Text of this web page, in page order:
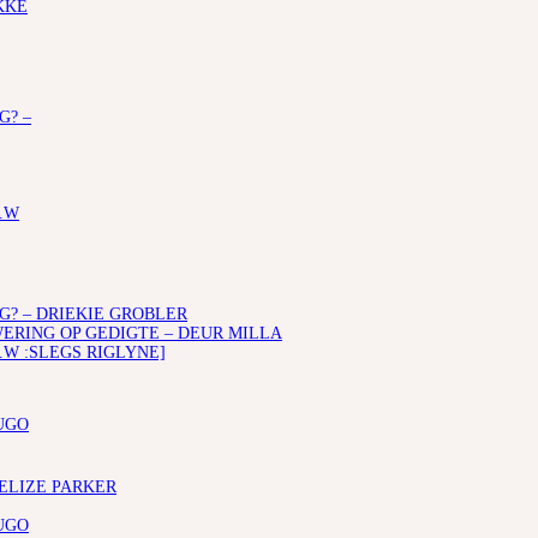
–
– DRIEKIE GROBLER
OP GEDIGTE – DEUR MILLA
:SLEGS RIGLYNE]
PARKER